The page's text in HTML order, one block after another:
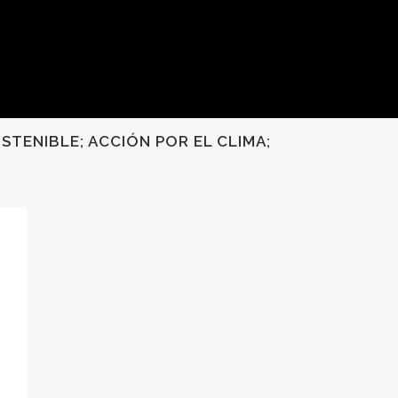
ACCIÓN POR EL CLIMA;